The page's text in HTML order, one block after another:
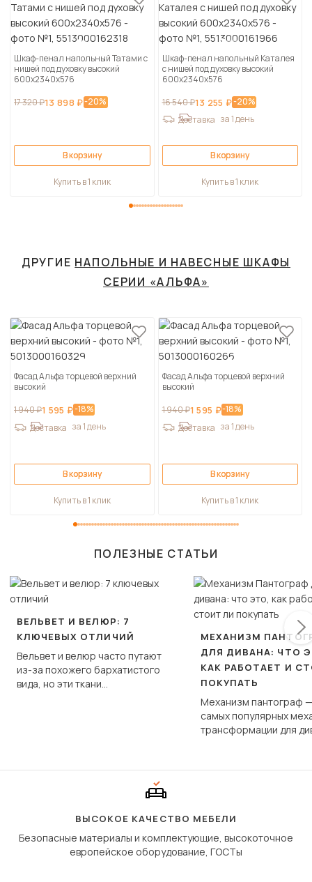
Шкаф-пенал напольный Татами с
нишей под духовку высокий
600х2340х576
17 320 ₽13 898 ₽-20%
В корзину
Купить в 1 клик
Шкаф-пенал напольный Каталея
с нишей под духовку высокий
600х2340х576
16 540 ₽13 255 ₽-20%
Доставка за 1 день
В корзину
Купить в 1 клик
ДРУГИЕ НАПОЛЬНЫЕ И НАВЕСНЫЕ ШКАФЫ
СЕРИИ «АЛЬФА»
Фасад Альфа торцевой верхний
высокий
1 940 ₽1 595 ₽-18%
Доставка за 1 день
В корзину
Купить в 1 клик
Фасад Альфа торцевой верхний
высокий
1 940 ₽1 595 ₽-18%
Доставка за 1 день
В корзину
Купить в 1 клик
ПОЛЕЗНЫЕ СТАТЬИ
ВЕЛЬВЕТ И ВЕЛЮР: 7
КЛЮЧЕВЫХ ОТЛИЧИЙ
Вельвет и велюр часто путают
из-за похожего бархатистого
вида, но эти ткани
МЕХАНИЗМ
ДЛЯ ДИВАНА: ЧТО
КАК РАБОТАЕТ И
ПОКУПАТЬ
Механизм пантограф
самых популярных
трансформации для
сиденье не
дугообразной
ВЫСОКОЕ КАЧЕСТВО МЕБЕЛИ
Безопасные материалы и комплектующие, высокоточное
европейское оборудование, ГОСТы